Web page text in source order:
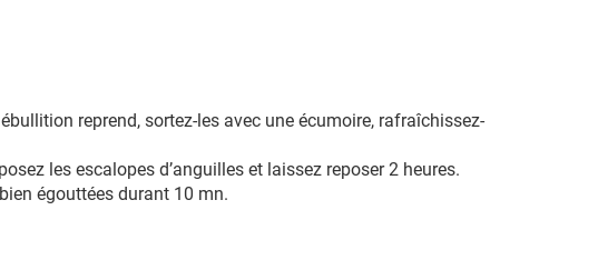
reprend, sortez-les avec une écumoire, rafraîchissez-
les escalopes d’anguilles et laissez reposer 2 heures.
égouttées durant 10 mn.